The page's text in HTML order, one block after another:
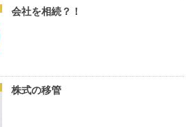
会社を相続？！
株式の移管